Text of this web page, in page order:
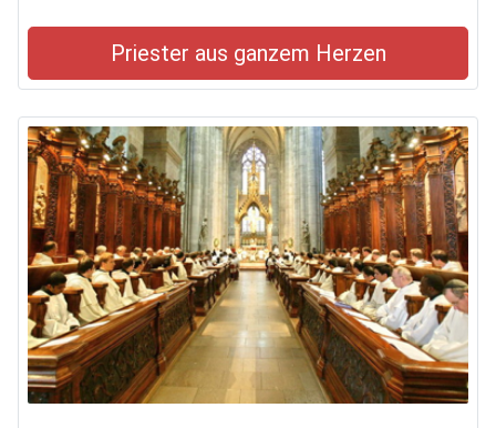
Priester aus ganzem Herzen